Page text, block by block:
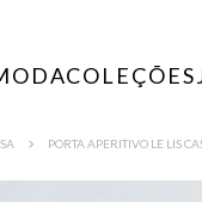
COLEÇÕES
PORTA APERITIVO LE LIS